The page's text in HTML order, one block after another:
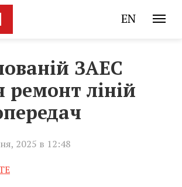
EN
ЗАЕС
ремонт ліній
2025 в 12:48